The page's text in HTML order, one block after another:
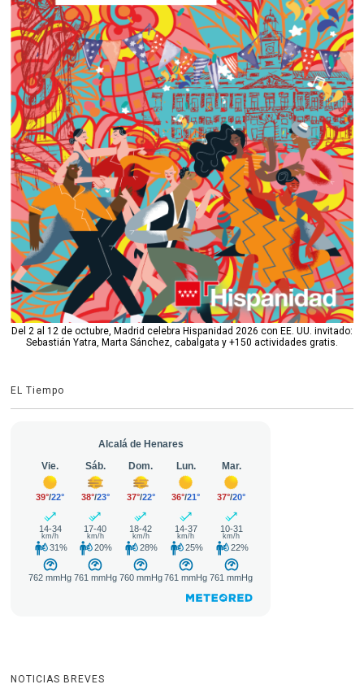
Del 2 al 12 de octubre, Madrid celebra Hispanidad 2026 con EE. UU. invitado:
Sebastián Yatra, Marta Sánchez, cabalgata y +150 actividades gratis.
EL Tiempo
NOTICIAS BREVES